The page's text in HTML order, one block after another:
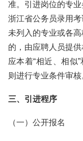
准。引进岗位的专
浙江省公务员录用
未列入的专业或各
的，由应聘人员提
应本着“相近、相似
则进行专业条件审核
三、引进程序
（一）公开报名